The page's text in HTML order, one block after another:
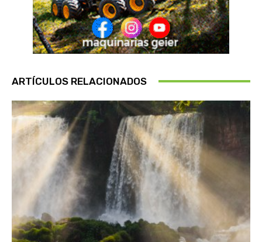
ARTÍCULOS RELACIONADOS